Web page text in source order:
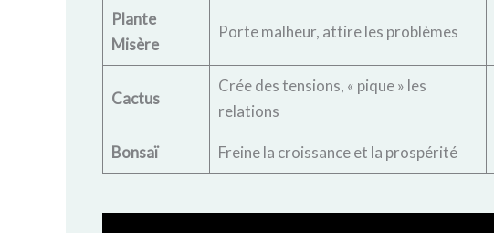
Plante
Misère
Porte malheur, attire les problèmes
Cactus
Crée des tensions, « pique » les
relations
Bonsaï Freine la croissance et la prospérité